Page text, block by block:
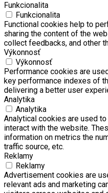
Funkcionalita
Funkcionalita
Functional cookies help to
sharing the content of the
collect feedbacks, and other
Výkonnosť
Výkonnosť
Performance cookies are
key performance indexes of
delivering a better user
Analytika
Analytika
Analytical cookies are used
interact with the website.
information on metrics the
traffic source, etc.
Reklamy
Reklamy
Advertisement cookies are
relevant ads and marketing